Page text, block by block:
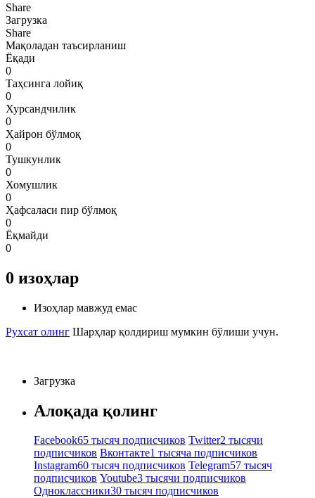
Share
Загрузка
Share
Мақоладан таъсирланиш
Ёқади
0
Таҳсинга лойиқ
0
Хурсандчилик
0
Ҳайрон бўлмоқ
0
Тушкунлик
0
Хомушлик
0
Ҳафсаласи пир бўлмоқ
0
Ёқмайди
0
0 изоҳлар
Изоҳлар мавжуд емас
Рухсат олинг Шарҳлар қолдириш мумкин бўлиши учун.
Загрузка
Алоқада қолинг
Facebook65 тысяч подписчиков Twitter2 тысячи
подписчиков Вконтакте1 тысяча подписчиков
Instagram60 тысяч подписчиков Telegram57 тысяч
подписчиков Youtube3 тысячи подписчиков
Одноклассники30 тысяч подписчиков